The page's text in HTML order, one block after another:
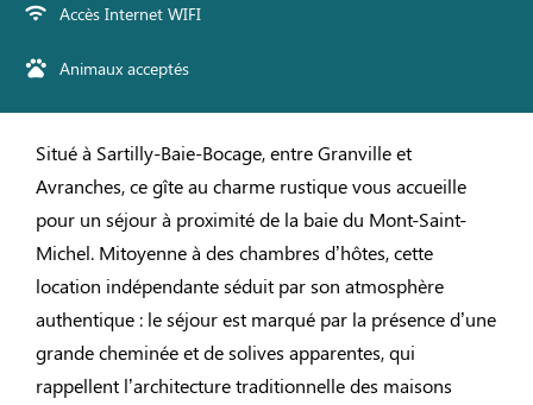
Accès Internet WIFI
Animaux acceptés
Situé à Sartilly-Baie-Bocage, entre Granville et
Avranches, ce gîte au charme rustique vous accueille
pour un séjour à proximité de la baie du Mont-Saint-
Michel. Mitoyenne à des chambres d’hôtes, cette
location indépendante séduit par son atmosphère
authentique : le séjour est marqué par la présence d’une
grande cheminée et de solives apparentes, qui
rappellent l’architecture traditionnelle des maisons